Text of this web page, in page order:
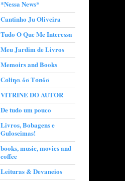
*Nessa News*
Cantinho Ju Oliveira
Tudo O Que Me Interessa
Meu Jardim de Livros
Memoirs and Books
Сσliηα δσ Tσяδσ
VITRINE DO AUTOR
De tudo um pouco
Livros, Bobagens e
Guloseimas!
books, music, movies and
coffee
Leituras & Devaneios